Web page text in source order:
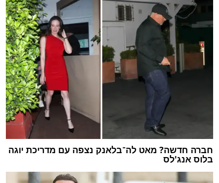
חברה חדשה? מאט לה־בלאנק נצפה עם מדריכת יוגה
בלוס אנג'לס